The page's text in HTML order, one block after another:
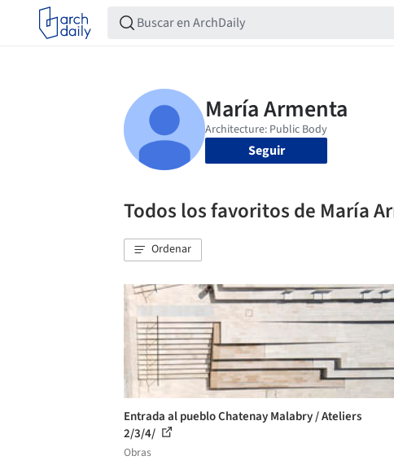
Seguir
Todos los favoritos de María
Ordenar
Entrada al pueblo Chatenay Malabry / Ateliers
2/3/4/
Obras